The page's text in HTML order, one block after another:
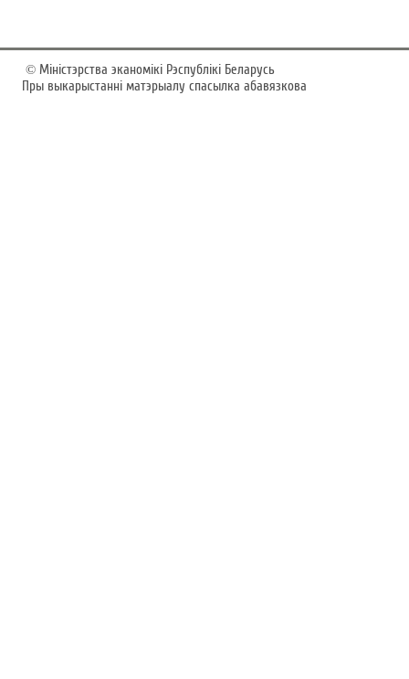
© Мiнiстэрства эканомiкi Рэспублiкi Беларусь
Пры выкарыстаннi матэрыалу спасылка абавязкова